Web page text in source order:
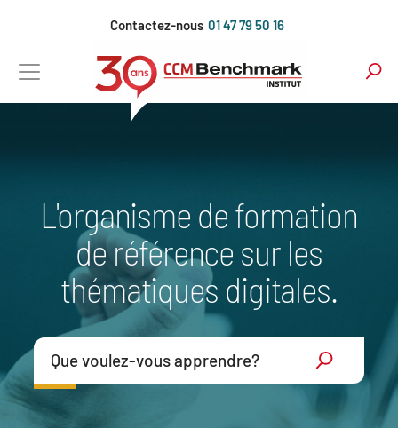
principal
Contactez-nous 01 47 79 50 16
L'organisme de formation
de référence sur les
thématiques digitales.